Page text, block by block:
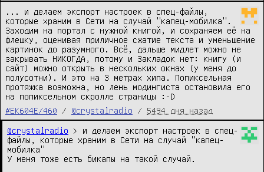
... и делаем экспорт настроек в спец-файлы,
которые храним в Сети на случай "капец-мобилка".
Заходим на портал с нужной книгой, и сохраняем её на
флешку, оценивая приличное сжатие текста и уменьшение
картинок до разумного. Всё, дальше мидлет можно не
закрывать НИКОГДА, потому и Закладок нет: книгу (и
сайт) можно открыть в нескольких окнах (у меня до
полусотни). И это на 3 метрах хипа. Попиксельная
протяжка возможна, но лень модингиста остановила его
на попиксельном скролле страницы :-D
#EK604E/460
/ @crystalradio / 5494 дня назад
@crystalradio > и делаем экспорт настроек в спец-
файлы, которые храним в Сети на случай "капец-
мобилка"
У меня тоже есть бикапы на такой случай.